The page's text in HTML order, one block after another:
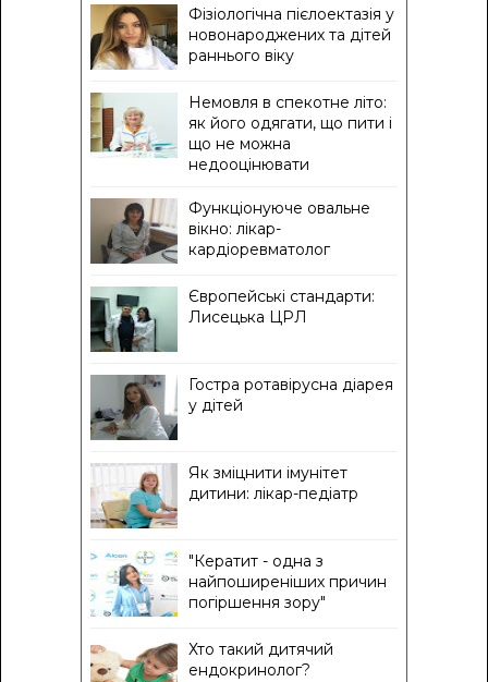
Фізіологічна пієлоектазія у
новонароджених та дітей
раннього віку
Немовля в спекотне літо:
як його одягати, що пити і
що не можна
недооцінювати
Функціонуюче овальне
вікно: лікар-
кардіоревматолог
Європейські стандарти:
Лисецька ЦРЛ
Гостра ротавірусна діарея
у дітей
Як зміцнити імунітет
дитини: лікар-педіатр
"Кератит - одна з
найпоширеніших причин
погіршення зору"
Хто такий дитячий
ендокринолог?